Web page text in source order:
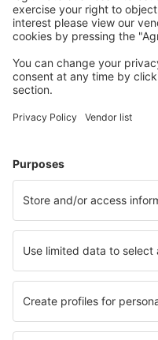
Planlæg din rejse
Billige flybilletter
Storbyferie
Fly+Hotel
Hoteller
Parkering
Lufthavnstransport
Seværdigheder
Sportsbegivenheder
Lær mere